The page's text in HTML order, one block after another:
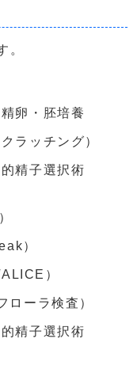
。
卵・胚培養
ラッチング）
精子選択術
）
）
ローラ検査）
精子選択術